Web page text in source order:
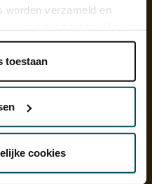
worden verzameld en
wij mogen
Lees onze
website kunt u uw
toestaan
cookies